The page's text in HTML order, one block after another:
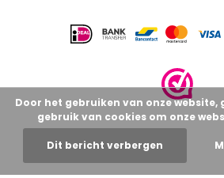
Door het gebruiken van onze website,
gebruik van cookies om onze
Dit bericht verbergen